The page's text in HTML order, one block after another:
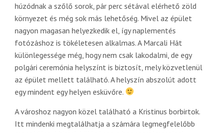
húzódnak a szőlő sorok, pár perc sétával elérhető zöld
környezet és még sok más lehetőség. Mivel az épület
nagyon magasan helyezkedik el, így naplementés
fotózáshoz is tökéletesen alkalmas. A Marcali Hát
különlegessége még, hogy nem csak lakodalmi, de egy
polgári ceremónia helyszínt is biztosít, mely közvetlenül
az épület mellett található. A helyszín abszolút adott
egy mindent egy helyen esküvőre.
A városhoz nagyon közel található a Kristinus borbirtok.
Itt mindenki megtalálhatja a számára legmegfelelőbb